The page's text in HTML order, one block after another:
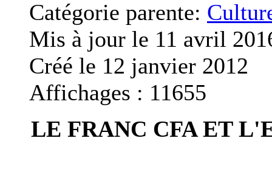
Catégorie parente:
Mis à jour le 11 avril
Créé le 12 janvier 2012
Affichages : 11655
LE FRANC CFA ET